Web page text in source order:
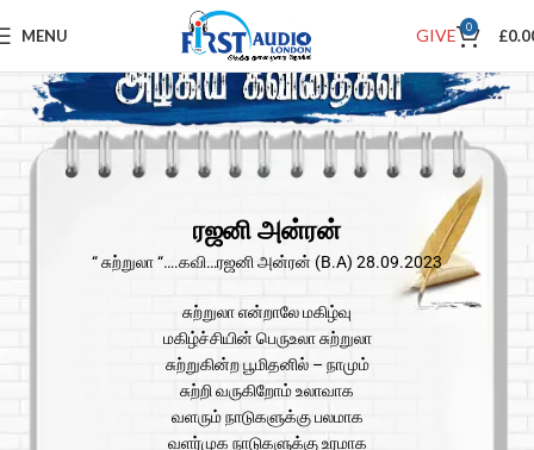
MENU GIVE 0 £
ரஜனி அன்ரன்
“ சுற்றுலா “….கவி…ரஜனி அன்ரன் (B.A) 28.09.2023
சுற்றுலா என்றாலே மகிழ்வு
மகிழ்ச்சியின் பெருஉலா சுற்றுலா
சுற்றுகின்ற பூமிதனில் – நாமும்
சுற்றி வருகிறோம் உலாவாக
வளரும் நாடுகளுக்கு பலமாக
வளர்முக நாடுகளுக்கு உரமாக